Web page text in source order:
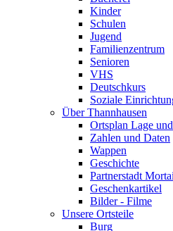
Kinder
Schulen
Jugend
Familienzentrum
Senioren
VHS
Deutschkurs
Soziale
Über Thannhausen
Ortsplan Lage
Zahlen und Daten
Wappen
Geschichte
Partnerstadt
Geschenkartikel
Bilder - Filme
Unsere Ortsteile
Burg